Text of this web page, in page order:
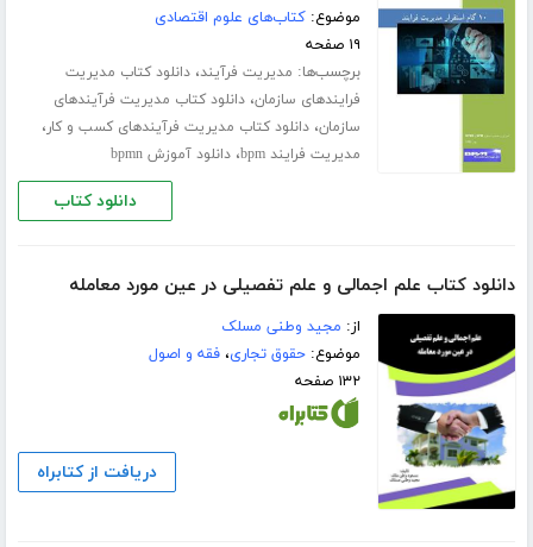
موضوع:کتاب‌های علوم اقتصادی
۱۹ صفحه
برچسب‌ها: مدیریت فرآیند،دانلود کتاب مدیریت
فرایندهای سازمان،دانلود کتاب مدیریت فرآیندهای
سازمان،دانلود کتاب مدیریت فرآیندهای کسب و کار،
مدیریت فرایند bpm ،دانلود آموزش bpmn
دانلود کتاب
دانلود کتاب علم اجمالی و علم تفصیلی در عین مورد معامله
از: مجید وطنی مسلک
موضوع:حقوق تجاری،فقه و اصول
۱۳۲ صفحه
دریافت از کتابراه